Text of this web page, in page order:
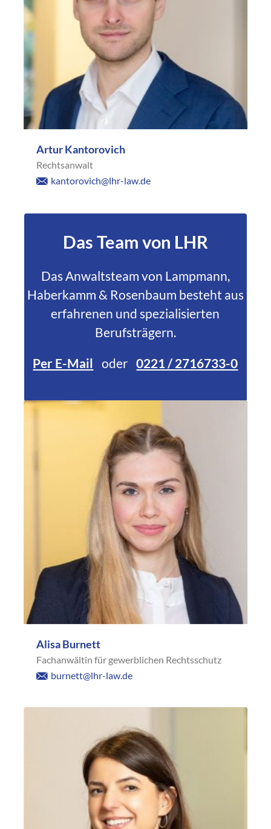
Artur Kantorovich
Rechtsanwalt
kantorovich@lhr-law.de
Das Team von LHR
Das Anwaltsteam von Lampmann,
Haberkamm & Rosenbaum besteht aus
erfahrenen und spezialisierten
Berufsträgern.
Per E-Mail oder 0221 / 2716733-0
Alisa Burnett
Fachanwältin für gewerblichen Rechtsschutz
burnett@lhr-law.de